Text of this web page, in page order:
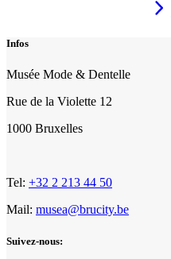
Leçon
de
Mode
Infos
Musée Mode & Dentelle
Rue de la Violette 12
1000 Bruxelles
Tel: +32 2 213 44 50
Mail: musea@brucity.be
Suivez-nous: